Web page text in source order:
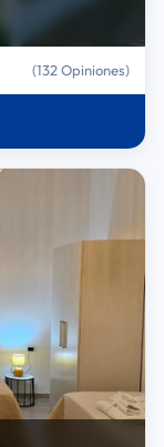
(132 Opiniones)